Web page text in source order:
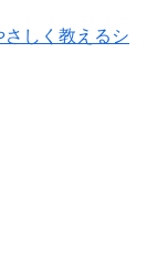
しく教えるシ